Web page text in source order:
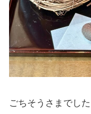
ごちそうさまでした